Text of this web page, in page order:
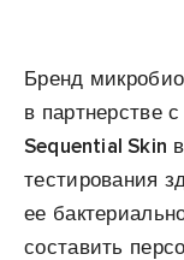
Бренд
в партнерстве
Sequential Skin
тестирования
ее
составить